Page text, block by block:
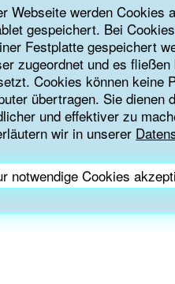
Webseite werden Cookies
gespeichert. Bei
Festplatte gespeichert
zugeordnet und es
Cookies können keine
übertragen. Sie dienen
und effektiver zu
wir in unserer
notwendige Cookies
at our tap-quarter in
an :